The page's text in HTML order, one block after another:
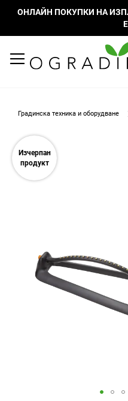
ОНЛАЙН ПОКУПКИ НА
Градинска техника и оборудване
Изчерпан
продукт
Преминете
към
края
на